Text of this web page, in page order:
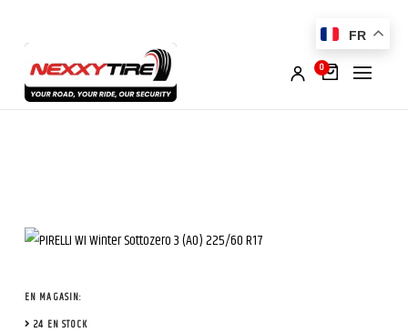
0
EN MAGASIN:
24 EN STOCK
FR